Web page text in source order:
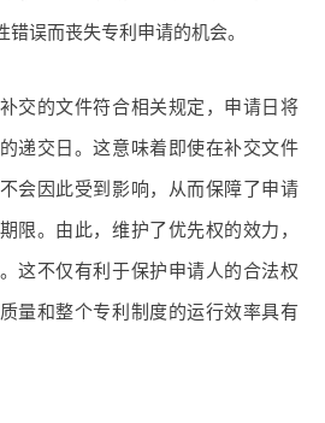
误而丧失专利申请的机会。
交的文件符合相关规定，申请日将
递交日。这意味着即使在补交文件
会因此受到影响，从而保障了申请
限。由此，维护了优先权的效力，
这不仅有利于保护申请人的合法权
量和整个专利制度的运行效率具有